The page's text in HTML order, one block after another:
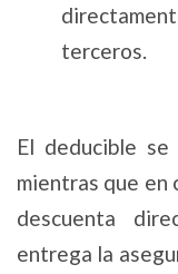
terceros.
El deducible
mientras que en
descuenta
entrega la